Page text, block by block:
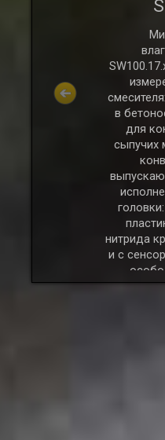
Может быть
в
для
сыпучих
нитрида
и с